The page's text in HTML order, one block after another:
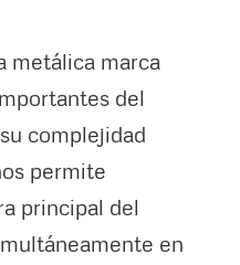
metálica marca
del
complejidad
permite
principal del
en